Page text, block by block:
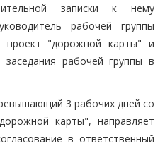
записки к нему
рабочей группы
проект "дорожной карты" и
рабочей группы в
3 рабочих дней со
карты", направляет
в ответственный